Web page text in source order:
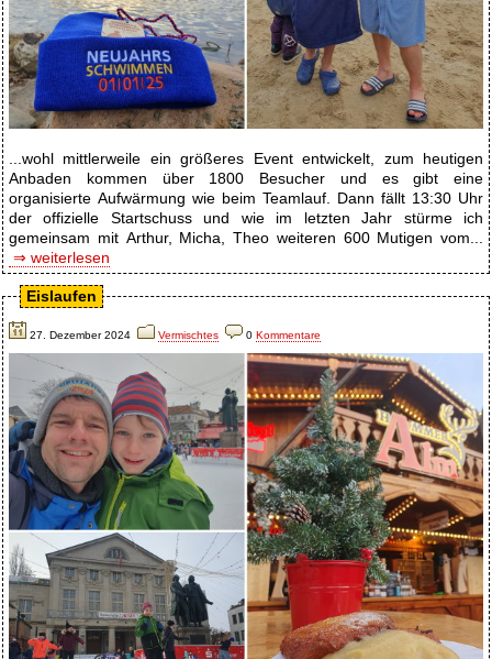
...wohl mittlerweile ein größeres Event entwickelt, zum heutigen
Anbaden kommen über 1800 Besucher und es gibt eine
organisierte Aufwärmung wie beim Teamlauf. Dann fällt 13:30 Uhr
der offizielle Startschuss und wie im letzten Jahr stürme ich
gemeinsam mit Arthur, Micha, Theo weiteren 600 Mutigen vom...
⇒ weiterlesen
Eislaufen
27. Dezember 2024 Vermischtes 0 Kommentare